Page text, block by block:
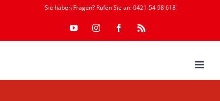
springen
Sie haben Fragen? Rufen Sie an: 0421-54 98 618
YouTubeInstagramFacebookRss